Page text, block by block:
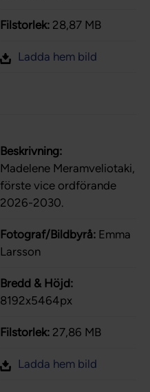
Filstorlek: 28,87 MB
Ladda hem bild
Beskrivning:
Madelene Meramveliotaki,
förste vice ordförande
2026-2030.
Fotograf/Bildbyrå: Emma
Larsson
Bredd & Höjd:
8192x5464px
Filstorlek: 27,86 MB
Ladda hem bild